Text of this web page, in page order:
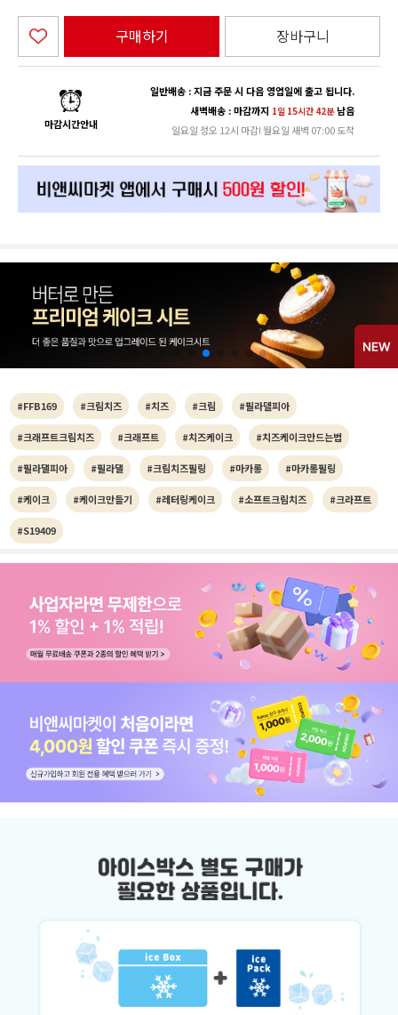
구매하기 장바구니
마감시간안내
일반배송 : 지금 주문 시 다음 영업일에 출고 됩니다.
새벽배송 : 마감까지 1일 15시간 42분남음
일요일 정오 12시 마감! 월요일 새벽 07:00 도착
#FFB169 #크림치즈 #치즈 #크림 #필라델피아
#크래프트크림치즈 #크래프트 #치즈케이크 #치즈케이크만드는법
#필라댈피아 #필라댈 #크림치즈필링 #마카롱 #마카롱필링
#케이크 #케이크만들기 #레터링케이크 #소프트크림치즈 #크라프트
#S19409